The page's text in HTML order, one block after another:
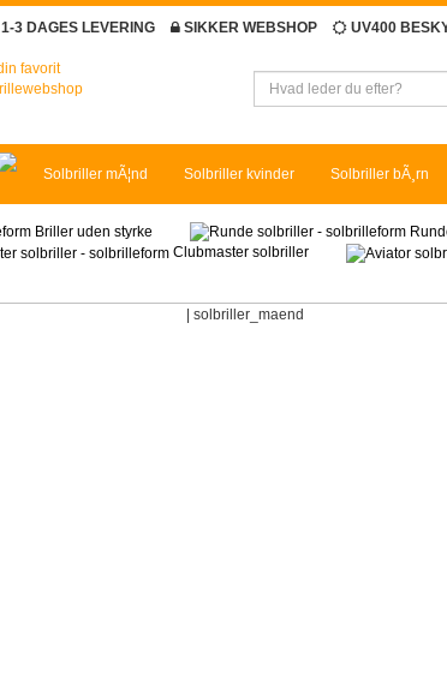
1-3 DAGES LEVERING SIKKER WEBSHOP UV400
Solbriller mÃ¦nd Solbriller kvinder Solbriller bÃ¸rn
Briller uden styrke
Clubmaster solbriller